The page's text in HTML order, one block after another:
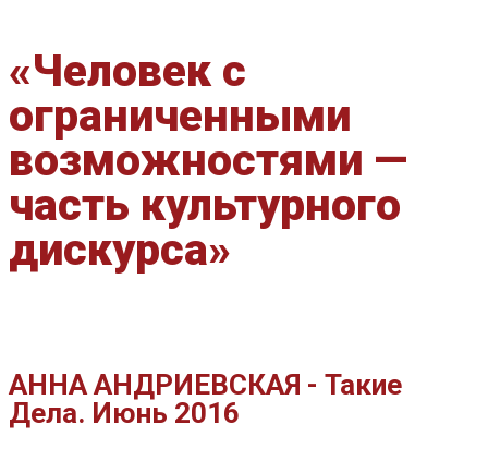
«Человек с
ограниченными
возможностями —
часть культурного
дискурса»
АННА АНДРИЕВСКАЯ - Такие
Дела. Июнь 2016